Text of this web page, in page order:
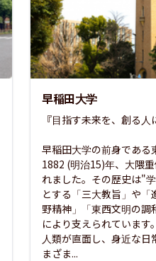
早稲田大学
『目指す未来を、創る人
早稲田大学の前身である
1882 (明治15)年、大隈
れました。その歴史は"
とする「三大教旨」や「
野精神」「東西文明の調
により支えられています。
人類が直面し、身近な日
まざま...